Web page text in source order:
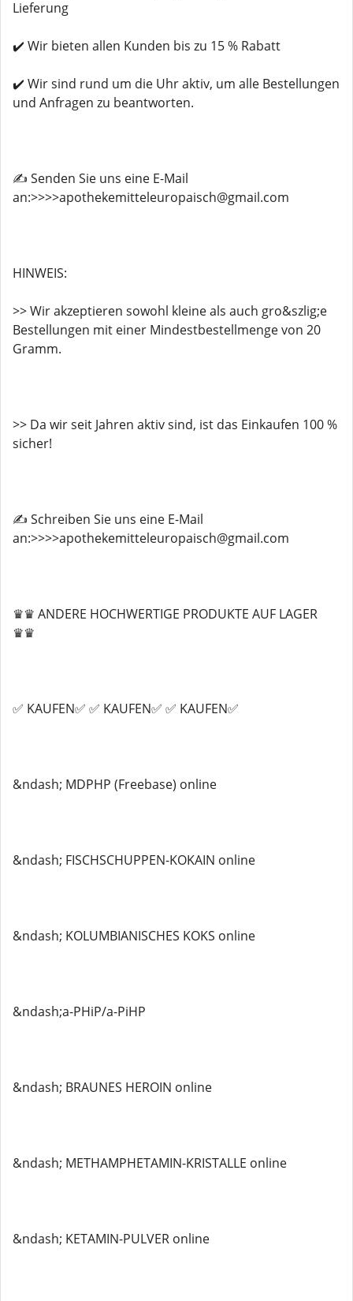
Lieferung
✔️ Wir bieten allen Kunden bis zu 15 % Rabatt
✔️ Wir sind rund um die Uhr aktiv, um alle Bestellungen
und Anfragen zu beantworten.
✍️ Senden Sie uns eine E-Mail
an:>>>>apothekemitteleuropaisch@gmail.com
HINWEIS:
>> Wir akzeptieren sowohl kleine als auch gro&szlig;e
Bestellungen mit einer Mindestbestellmenge von 20
Gramm.
>> Da wir seit Jahren aktiv sind, ist das Einkaufen 100 %
sicher!
✍️ Schreiben Sie uns eine E-Mail
an:>>>>apothekemitteleuropaisch@gmail.com
♛♛ ANDERE HOCHWERTIGE PRODUKTE AUF LAGER
♛♛
✅ KAUFEN✅ ✅ KAUFEN✅ ✅ KAUFEN✅
&ndash; MDPHP (Freebase) online
&ndash; FISCHSCHUPPEN-KOKAIN online
&ndash; KOLUMBIANISCHES KOKS online
&ndash;a-PHiP/a-PiHP
&ndash; BRAUNES HEROIN online
&ndash; METHAMPHETAMIN-KRISTALLE online
&ndash; KETAMIN-PULVER online